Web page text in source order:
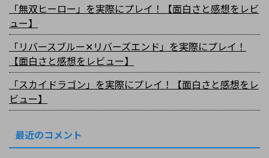
「無双ヒーロー」を実際にプレイ！【面白さと感想をレビ
ュー】
「リバースブルー✕リバーズエンド」を実際にプレイ！
【面白さと感想をレビュー】
「スカイドラゴン」を実際にプレイ！【面白さと感想をレ
ビュー】
最近のコメント